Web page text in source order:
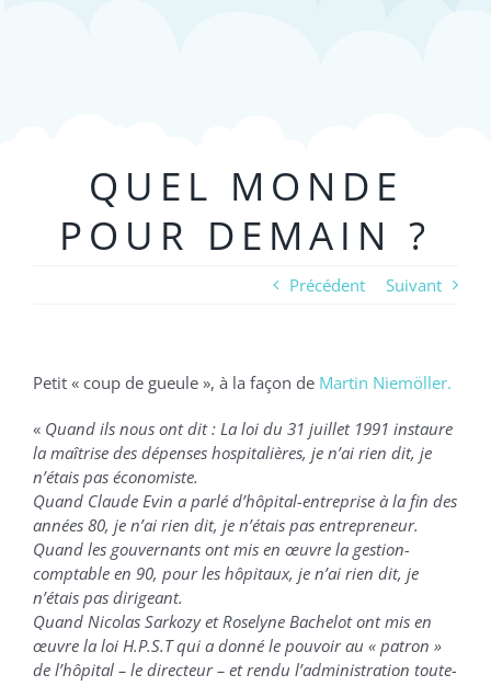
QUEL MONDE
POUR DEMAIN ?
Précédent Suivant
Petit « coup de gueule », à la façon de Martin Niemöller.
« Quand ils nous ont dit : La loi du 31 juillet 1991 instaure
la maîtrise des dépenses hospitalières, je n’ai rien dit, je
n’étais pas économiste.
Quand Claude Evin a parlé d’hôpital-entreprise à la fin des
années 80, je n’ai rien dit, je n’étais pas entrepreneur.
Quand les gouvernants ont mis en œuvre la gestion-
comptable en 90, pour les hôpitaux, je n’ai rien dit, je
n’étais pas dirigeant.
Quand Nicolas Sarkozy et Roselyne Bachelot ont mis en
œuvre la loi H.P.S.T qui a donné le pouvoir au « patron »
de l’hôpital – le directeur – et rendu l’administration toute-